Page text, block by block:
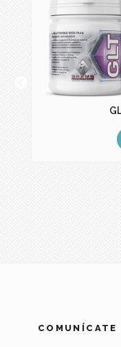
COMUNÍCATE